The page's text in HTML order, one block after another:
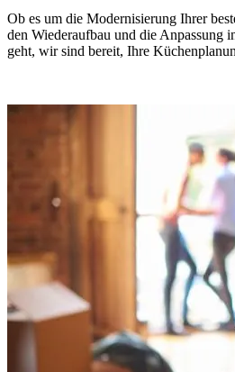
Ob es um die Modernisierung Ihrer
den Wiederaufbau und die Anpassung
geht, wir sind bereit, Ihre